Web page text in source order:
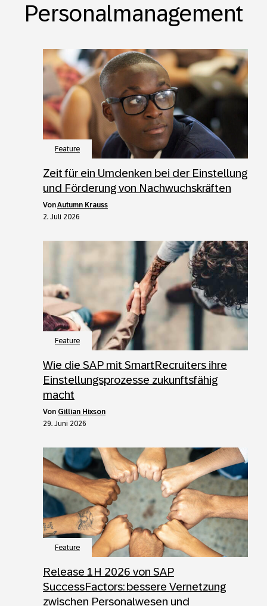
Personalmanagement
Feature
Zeit für ein Umdenken bei der Einstellung
und Förderung von Nachwuchskräften
vonAutumn Krauss
2. Juli 2026
Feature
Wie die SAP mit SmartRecruiters ihre
Einstellungsprozesse zukunftsfähig
macht
von Gillian Hixson
29. Juni 2026
Feature
Release 1H 2026 von SAP
SuccessFactors: bessere Vernetzung
zwischen Personalwesen und